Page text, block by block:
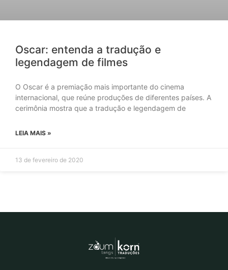
Oscar: entenda a tradução e
legendagem de filmes
O Oscar é a premiação mais importante do cinema
internacional, que reúne produções de diferentes países. A
cerimônia mostra que a tradução e legendagem de
LEIA MAIS »
13 de fevereiro de 2020